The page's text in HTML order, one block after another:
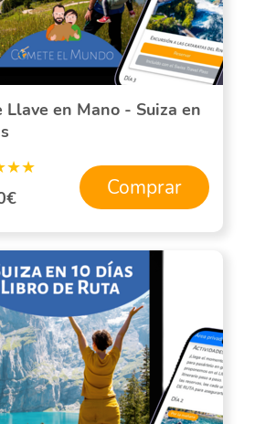
Llave en Mano - Suiza en
Comprar